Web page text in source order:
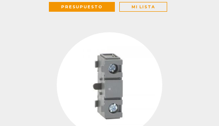
PRESUPUESTO MI LISTA